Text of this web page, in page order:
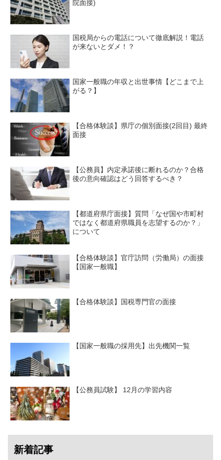
院面接)
国税局からの電話について徹底解説！電話
が来ないとダメ！？
国家一般職の年収と出世事情【どこまで上
がる？】
【合格体験談】県庁の個別面接(2回目) 最終
面接
【公務員】内定承諾後に断れるのか？合格
後の意向確認はどう回答するべき？
【都道府県庁面接】質問「なぜ国や市町村
ではなく都道府県職員を志望するのか？」
について
【合格体験談】官庁訪問（労働局）の面接
【国家一般職】
【合格体験談】国税専門官の面接
【国家一般職の採用先】出先機関一覧
【公務員試験】 12月の学習内容
新着記事